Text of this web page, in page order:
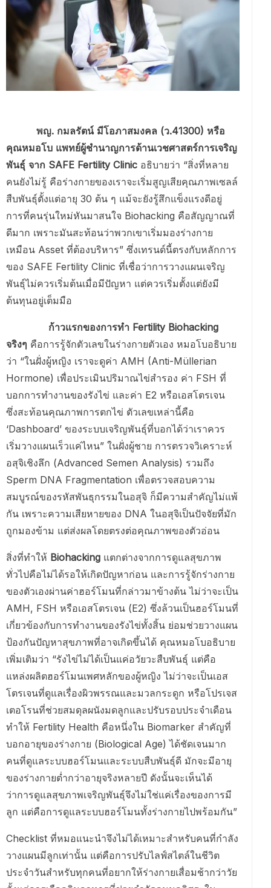
พญ. กมลรัตน์ มีโอภาสมงคล (ว.41300) หรือ
คุณหมอโบ แพทย์ผู้ชำนาญการด้านเวชศาสตร์การเจริญ
พันธุ์ จาก SAFE Fertility Clinic อธิบายว่า “สิ่งที่หลาย
คนยังไม่รู้ คือร่างกายของเราจะเริ่มสูญเสียคุณภาพเซลล์
สืบพันธุ์ตั้งแต่อายุ 30 ต้น ๆ แม้จะยังรู้สึกแข็งแรงดีอยู่
การที่คนรุ่นใหม่หันมาสนใจ Biohacking คือสัญญาณที่
ดีมาก เพราะมันสะท้อนว่าพวกเขาเริ่มมองร่างกาย
เหมือน Asset ที่ต้องบริหาร” ซึ่งเทรนด์นี้ตรงกับหลักการ
ของ SAFE Fertility Clinic ที่เชื่อว่าการวางแผนเจริญ
พันธุ์ไม่ควรเริ่มต้นเมื่อมีปัญหา แต่ควรเริ่มตั้งแต่ยังมี
ต้นทุนอยู่เต็มมือ
ก้าวแรกของการทำ Fertility Biohacking
จริงๆ คือการรู้จักตัวเลขในร่างกายตัวเอง หมอโบอธิบาย
ว่า “ในฝั่งผู้หญิง เราจะดูค่า AMH (Anti-Müllerian
Hormone) เพื่อประเมินปริมาณไข่สำรอง ค่า FSH ที่
บอกการทำงานของรังไข่ และค่า E2 หรือเอสโตรเจน
ซึ่งสะท้อนคุณภาพการตกไข่ ตัวเลขเหล่านี้คือ
‘Dashboard’ ของระบบเจริญพันธุ์ที่บอกได้ว่าเราควร
เริ่มวางแผนเร็วแค่ไหน” ในฝั่งผู้ชาย การตรวจวิเคราะห์
อสุจิเชิงลึก (Advanced Semen Analysis) รวมถึง
Sperm DNA Fragmentation เพื่อตรวจสอบความ
สมบูรณ์ของรหัสพันธุกรรมในอสุจิ ก็มีความสำคัญไม่แพ้
กัน เพราะความเสียหายของ DNA ในอสุจิเป็นปัจจัยที่มัก
ถูกมองข้าม แต่ส่งผลโดยตรงต่อคุณภาพของตัวอ่อน
สิ่งที่ทำให้ Biohacking แตกต่างจากการดูแลสุขภาพ
ทั่วไปคือไม่ได้รอให้เกิดปัญหาก่อน และการรู้จักร่างกาย
ของตัวเองผ่านค่าฮอร์โมนที่กล่าวมาข้างต้น ไม่ว่าจะเป็น
AMH, FSH หรือเอสโตรเจน (E2) ซึ่งล้วนเป็นฮอร์โมนที่
เกี่ยวข้องกับการทำงานของรังไข่ทั้งสิ้น ย่อมช่วยวางแผน
ป้องกันปัญหาสุขภาพที่อาจเกิดขึ้นได้ คุณหมอโบอธิบาย
เพิ่มเติมว่า “รังไข่ไม่ได้เป็นแค่อวัยวะสืบพันธุ์ แต่คือ
แหล่งผลิตฮอร์โมนเพศหลักของผู้หญิง ไม่ว่าจะเป็นเอส
โตรเจนที่ดูแลเรื่องผิวพรรณและมวลกระดูก หรือโปรเจส
เตอโรนที่ช่วยสมดุลผนังมดลูกและปรับรอบประจำเดือน
ทำให้ Fertility Health คือหนึ่งใน Biomarker สำคัญที่
บอกอายุของร่างกาย (Biological Age) ได้ชัดเจนมาก
คนที่ดูแลระบบฮอร์โมนและระบบสืบพันธุ์ดี มักจะมีอายุ
ของร่างกายต่ำกว่าอายุจริงหลายปี ดังนั้นจะเห็นได้
ว่าการดูแลสุขภาพเจริญพันธุ์จึงไม่ใช่แค่เรื่องของการมี
ลูก แต่คือการดูแลระบบฮอร์โมนทั้งร่างกายไปพร้อมกัน”
Checklist ที่หมอแนะนำจึงไม่ได้เหมาะสำหรับคนที่กำลัง
วางแผนมีลูกเท่านั้น แต่คือการปรับไลฟ์สไตล์ในชีวิต
ประจำวันสำหรับทุกคนที่อยากให้ร่างกายเสื่อมช้ากว่าวัย